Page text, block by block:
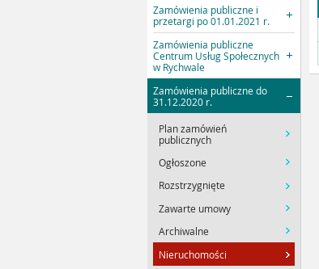
Zamówienia publiczne i
przetargi po 01.01.2021 r.
Zamówienia publiczne
Centrum Usług Społecznych
w Rychwale
Zamówienia publiczne do
31.12.2020 r.
Plan zamówień
publicznych
Ogłoszone
Rozstrzygnięte
Zawarte umowy
Archiwalne
Nieruchomości